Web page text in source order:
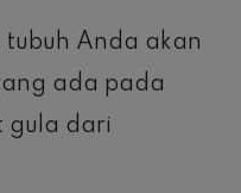
Anda akan
ada pada
gula dari